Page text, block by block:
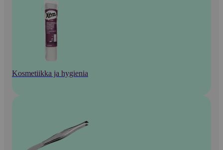
Kosmetiikka ja hygienia